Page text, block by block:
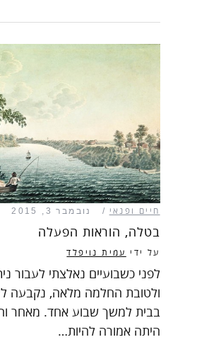
חיים ופנאי נובמבר 3, 2015
בטלה, הוראות הפעלה
על ידי עמית נויפלד
לפני כשבועיים נאלצתי לעבור
ולטובת החלמה מלאה, נקבעה
בבית למשך שבוע אחד. מאחר
היתה אמורה להיות…